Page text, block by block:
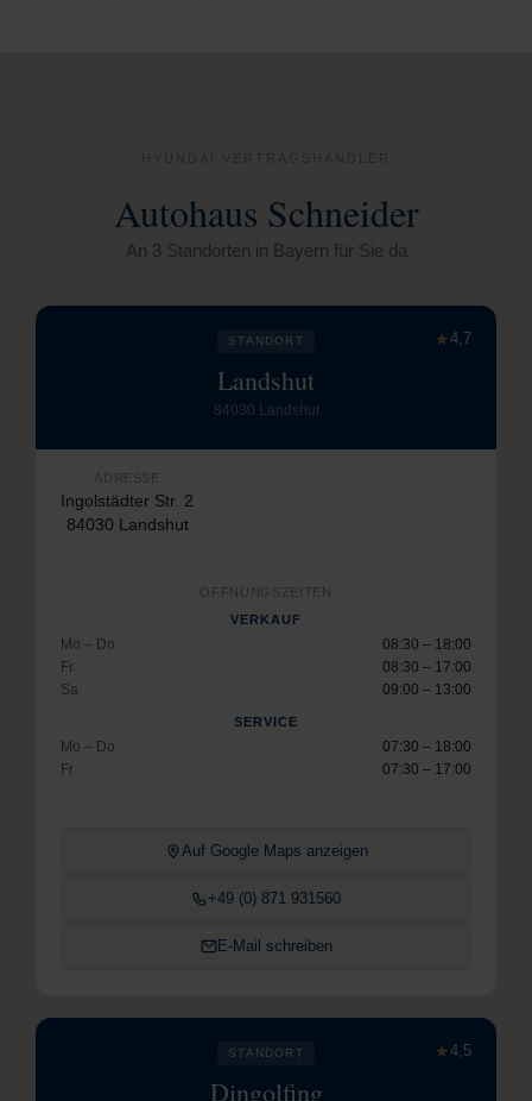
Autohaus Schneider
An 3 Standorten in Bayern für Sie da
★4,7
STANDORT
Landshut
84030 Landshut
ADRESSE
Ingolstädter Str. 2
84030 Landshut
ÖFFNUNGSZEITEN
VERKAUF
Mo – Do
08:30 – 18:00
Fr
08:30 – 17:00
Sa
09:00 – 13:00
SERVICE
Mo – Do
07:30 – 18:00
Fr
07:30 – 17:00
Auf Google Maps anzeigen
+49 (0) 871 931560
E-Mail schreiben
★4,5
STANDORT
Dingolfing